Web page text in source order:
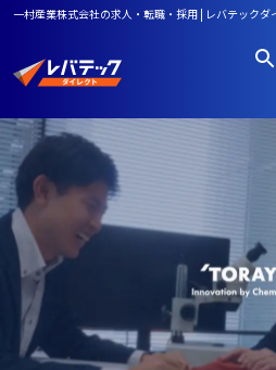
一村産業株式会社の求人・転職・採用 | レバテックダ